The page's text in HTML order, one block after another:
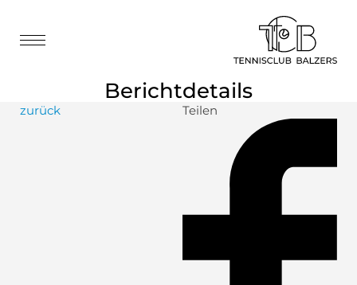
Berichtdetails
zurück Teilen